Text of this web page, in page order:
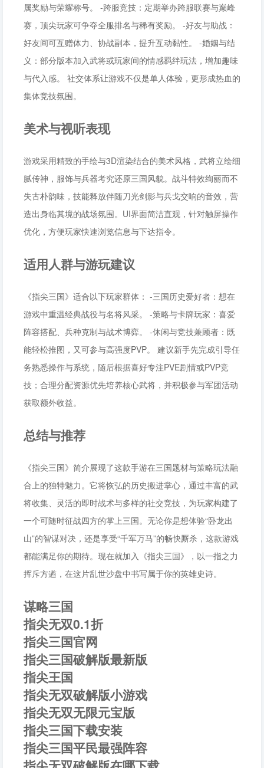
属奖励与荣耀称号。 -跨服竞技：定期举办跨服联赛与巅峰
赛，顶尖玩家可争夺全服排名与稀有奖励。 -好友与助战：
好友间可互赠体力、协战副本，提升互动黏性。 -婚姻与结
义：部分版本加入武将或玩家间的情感羁绊玩法，增加趣味
与代入感。 社交体系让游戏不仅是单人体验，更形成热血的
集体竞技氛围。
美术与视听表现
游戏采用精致的手绘与3D渲染结合的美术风格，武将立绘细
腻传神，服饰与兵器考究还原三国风貌。战斗特效绚丽而不
失古朴韵味，技能释放伴随刀光剑影与兵戈交响的音效，营
造出身临其境的战场氛围。UI界面简洁直观，针对触屏操作
优化，方便玩家快速浏览信息与下达指令。
适用人群与游玩建议
《指尖三国》适合以下玩家群体： -三国历史爱好者：想在
游戏中重温经典战役与名将风采。 -策略与卡牌玩家：喜爱
阵容搭配、兵种克制与战术博弈。 -休闲与竞技兼顾者：既
能轻松推图，又可参与高强度PVP。 建议新手先完成引导任
务熟悉操作与系统，随后根据喜好专注PVE剧情或PVP竞
技；合理分配资源优先培养核心武将，并积极参与军团活动
获取额外收益。
总结与推荐
《指尖三国》简介展现了这款手游在三国题材与策略玩法融
合上的独特魅力。它将恢弘的历史搬进掌心，通过丰富的武
将收集、灵活的即时战术与多样的社交竞技，为玩家构建了
一个可随时征战四方的掌上三国。无论你是想体验“卧龙出
山”的智谋对决，还是享受“千军万马”的畅快厮杀，这款游戏
都能满足你的期待。现在就加入《指尖三国》，以一指之力
挥斥方遒，在这片乱世沙盘中书写属于你的英雄史诗。
谋略三国
指尖无双0.1折
指尖三国官网
指尖三国破解版最新版
指尖王国
指尖无双破解版小游戏
指尖无双无限元宝版
指尖三国下载安装
指尖三国平民最强阵容